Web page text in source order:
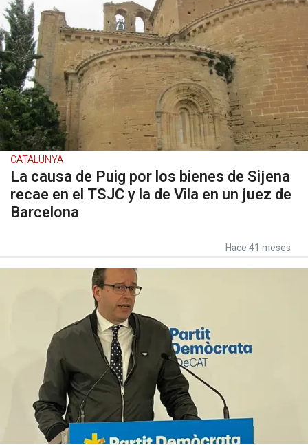
CATALUNYA
La causa de Puig por los bienes de Sijena
recae en el TSJC y la de Vila en un juez de
Barcelona
Hace 41 meses